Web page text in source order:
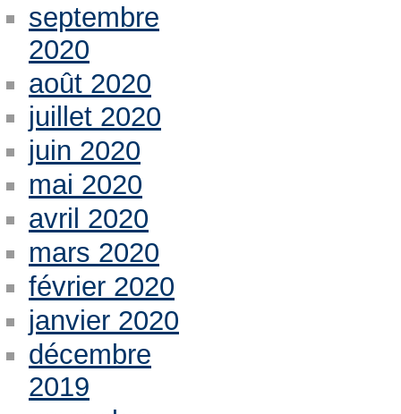
septembre
2020
août 2020
juillet 2020
juin 2020
mai 2020
avril 2020
mars 2020
février 2020
janvier 2020
décembre
2019